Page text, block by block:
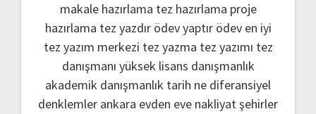
makale hazırlama tez hazırlama proje
hazırlama tez yazdır ödev yaptır ödev en iyi
tez yazım merkezi tez yazma tez yazımı tez
danışmanı yüksek lisans danışmanlık
akademik danışmanlık tarih ne diferansiyel
denklemler ankara evden eve nakliyatşehirler